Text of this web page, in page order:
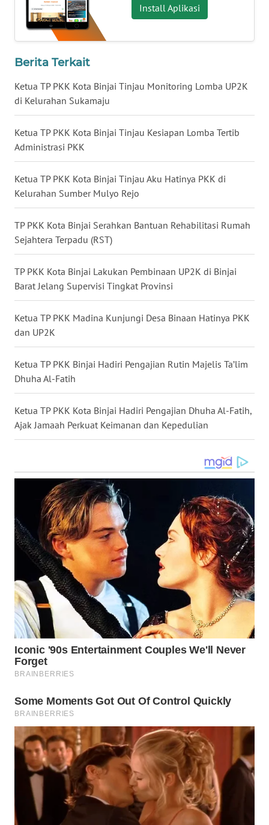
Install Aplikasi
Berita Terkait
Ketua TP PKK Kota Binjai Tinjau Monitoring Lomba UP2K
di Kelurahan Sukamaju
Ketua TP PKK Kota Binjai Tinjau Kesiapan Lomba Tertib
Administrasi PKK
Ketua TP PKK Kota Binjai Tinjau Aku Hatinya PKK di
Kelurahan Sumber Mulyo Rejo
TP PKK Kota Binjai Serahkan Bantuan Rehabilitasi Rumah
Sejahtera Terpadu (RST)
TP PKK Kota Binjai Lakukan Pembinaan UP2K di Binjai
Barat Jelang Supervisi Tingkat Provinsi
Ketua TP PKK Madina Kunjungi Desa Binaan Hatinya PKK
dan UP2K
Ketua TP PKK Binjai Hadiri Pengajian Rutin Majelis Ta’lim
Dhuha Al-Fatih
Ketua TP PKK Kota Binjai Hadiri Pengajian Dhuha Al-Fatih,
Ajak Jamaah Perkuat Keimanan dan Kepedulian
WN
MALUKU
WN
MALUT
WN
DAIRI
WN
TOBA
NIAS
LANGKAT
TAPANULI
SELATAN
WN
TANJUNG
WN
KARO
SIMALUNGUN
WN
LABUHANBATU
WN
TAPANULI
TENGAH
WN DELI
SERDANG
WN
TEBING
TINGGI
WN
PAKPAK
WN
KARAWANG
WN
BEKASI